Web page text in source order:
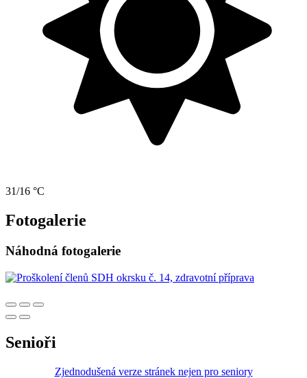
31/16 °C
Fotogalerie
Náhodná fotogalerie
Senioři
Zjednodušená verze stránek nejen pro seniory